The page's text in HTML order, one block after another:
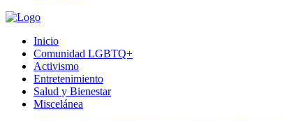
Inicio
Comunidad LGBTQ+
Activismo
Entretenimiento
Salud y Bienestar
Miscelánea